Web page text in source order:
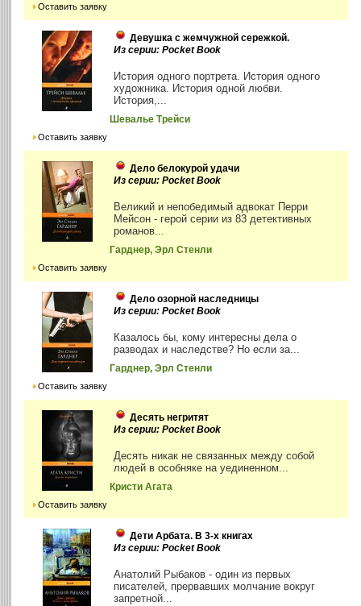
Оставить заявку
Девушка с жемчужной сережкой.
Из серии: Pocket Book
История одного портрета. История одного
художника. История одной любви.
История,...
Шевалье Трейси
Оставить заявку
Дело белокурой удачи
Из серии: Pocket Book
Великий и непобедимый адвокат Перри
Мейсон - герой серии из 83 детективных
романов...
Гарднер, Эрл Стенли
Оставить заявку
Дело озорной наследницы
Из серии: Pocket Book
Казалось бы, кому интересны дела о
разводах и наследстве? Но если за...
Гарднер, Эрл Стенли
Оставить заявку
Десять негритят
Из серии: Pocket Book
Десять никак не связанных между собой
людей в особняке на уединенном...
Кристи Агата
Оставить заявку
Дети Арбата. В 3-х книгах
Из серии: Pocket Book
Анатолий Рыбаков - один из первых
писателей, прервавших молчание вокруг
запретной...